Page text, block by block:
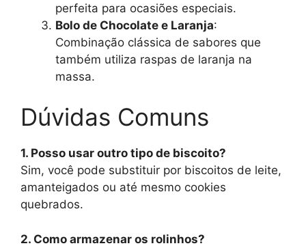
perfeita para ocasiões especiais.
Bolo de Chocolate e Laranja:
Combinação clássica de sabores que
também utiliza raspas de laranja na
massa.
Dúvidas Comuns
1. Posso usar outro tipo de biscoito?
Sim, você pode substituir por biscoitos de leite,
amanteigados ou até mesmo cookies
quebrados.
2. Como armazenar os rolinhos?